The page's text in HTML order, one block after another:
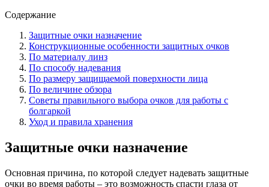
Содержание
Защитные очки назначение
Конструкционные особенности защитных очков
По материалу линз
По способу надевания
По размеру защищаемой поверхности лица
По величине обзора
Советы правильного выбора очков для работы с
болгаркой
Уход и правила хранения
Защитные очки назначение
Основная причина, по которой следует надевать защитные
очки во время работы – это возможность спасти глаза от